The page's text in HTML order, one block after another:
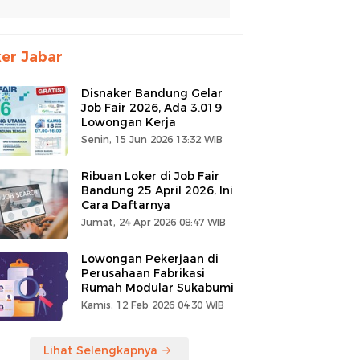
Jabar
Disnaker Bandung Gelar
Job Fair 2026, Ada 3.019
Lowongan Kerja
Senin, 15 Jun 2026 13:32 WIB
Ribuan Loker di Job Fair
Bandung 25 April 2026, Ini
Cara Daftarnya
Jumat, 24 Apr 2026 08:47 WIB
Lowongan Pekerjaan di
Perusahaan Fabrikasi
Rumah Modular Sukabumi
Kamis, 12 Feb 2026 04:30 WIB
Lihat Selengkapnya